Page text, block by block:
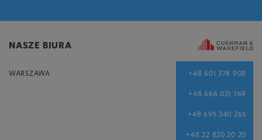
NASZE BIURA
WARSZAWA +48 601 378 908
+48 666 021 769
+48 695 340 265
+48 22 820 20 20